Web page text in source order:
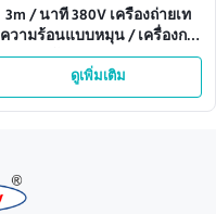
3m / นาที 380V เครื่องถ่ายเท
ความร้อนแบบหมุน / เครื่องกด
ความร้อนแบบหมุนระเหิด
ดูเพิ่มเติม